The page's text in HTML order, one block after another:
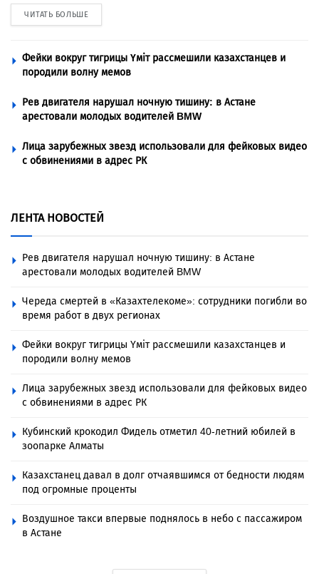
ЧИТАТЬ БОЛЬШЕ
Фейки вокруг тигрицы Үміт рассмешили казахстанцев и
породили волну мемов
Рев двигателя нарушал ночную тишину: в Астане
арестовали молодых водителей BMW
Лица зарубежных звезд использовали для фейковых видео
с обвинениями в адрес РК
ЛЕНТА НОВОСТЕЙ
Рев двигателя нарушал ночную тишину: в Астане
арестовали молодых водителей BMW
Череда смертей в «Казахтелекоме»: сотрудники погибли во
время работ в двух регионах
Фейки вокруг тигрицы Үміт рассмешили казахстанцев и
породили волну мемов
Лица зарубежных звезд использовали для фейковых видео
с обвинениями в адрес РК
Кубинский крокодил Фидель отметил 40-летний юбилей в
зоопарке Алматы
Казахстанец давал в долг отчаявшимся от бедности людям
под огромные проценты
Воздушное такси впервые поднялось в небо с пассажиром
в Астане